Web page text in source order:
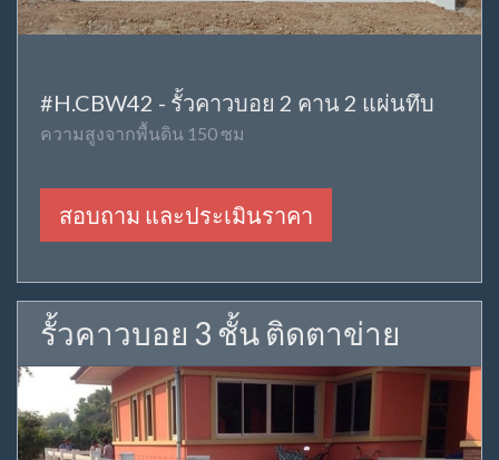
#H.CBW42 - รั้วคาวบอย 2 คาน 2 แผ่นทึบ
ความสูงจากพื้นดิน 150 ซม
สอบถาม และประเมินราคา
รั้วคาวบอย 3 ชั้น ติดตาข่าย